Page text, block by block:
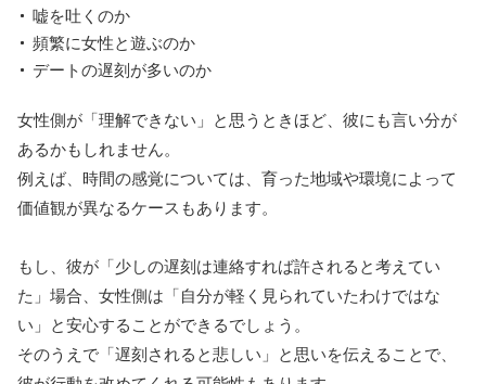
嘘を吐くのか
頻繁に女性と遊ぶのか
デートの遅刻が多いのか
女性側が「理解できない」と思うときほど、彼にも言い分が
あるかもしれません。
例えば、時間の感覚については、育った地域や環境によって
価値観が異なるケースもあります。
もし、彼が「少しの遅刻は連絡すれば許されると考えてい
た」場合、女性側は「自分が軽く見られていたわけではな
い」と安心することができるでしょう。
そのうえで「遅刻されると悲しい」と思いを伝えることで、